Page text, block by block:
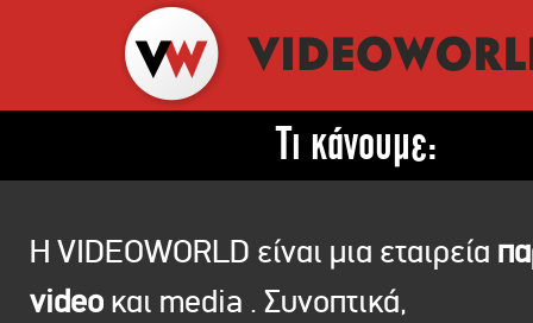
Τι κάνουμε:
Η VIDEOWORLD είναι μια εταιρεία
video και media . Συνοπτικά,